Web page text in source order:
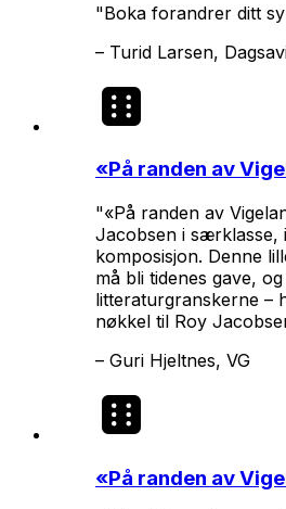
"Boka forandrer ditt
– Turid Larsen,
«På randen av
"«På randen av
Jacobsen i særklasse,
komposisjon. Denne
må bli tidenes gave,
litteraturgranskerne –
nøkkel til Roy
– Guri Hjeltnes, VG
«På randen av